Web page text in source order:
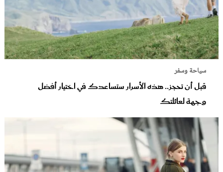
سياحة وسفر
قبل أن تحجز.. هذه الأسرار ستساعدك في اختيار أفضل
وجهة لعائلتك